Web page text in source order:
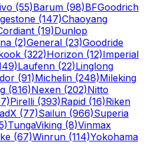
(55)Barum (98)BFGoodrich
(147)Chaoyang
(19)Dunlop
(2)General (23)Goodride
(322)Horizon (12)Imperial
Laufenn (22)Linglong
(91)Michelin (248)Mileking
(816)Nexen (202)Nitto
Pirelli (393)Rapid (16)Riken
(77)Sailun (966)Superia
TungaViking (8)Vinmax
(67)Winrun (114)Yokohama